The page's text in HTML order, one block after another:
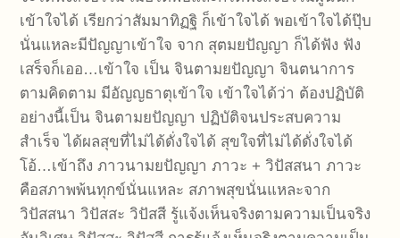
เข้าใจได้ เรียกว่าสัมมาทิฏฐิ ก็เข้าใจได้ พอเข้าใจได้ปุ๊บ
นั่นแหละมีปัญญาเข้าใจ จาก สุตมยปัญญา ก็ได้ฟัง ฟัง
เสร็จก็เออ…เข้าใจ เป็น จินตามยปัญญา จินตนาการ
ตามคิดตาม มีอัญญธาตุเข้าใจ เข้าใจได้ว่า ต้องปฏิบัติ
อย่างนี้เป็น จินตามยปัญญา ปฏิบัติจนประสบความ
สำเร็จ ได้ผลสุขที่ไม่ได้ดั่งใจได้ สุขใจที่ไม่ได้ดั่งใจได้
โอ้…เข้าถึง ภาวนามยปัญญา ภาวะ + วิปัสสนา ภาวะ
คือสภาพพ้นทุกข์นั่นแหละ สภาพสุขนั่นแหละจาก
วิปัสสนา วิปัสสะ วิปัสสี รู้แจ้งเห็นจริงตามความเป็นจริง